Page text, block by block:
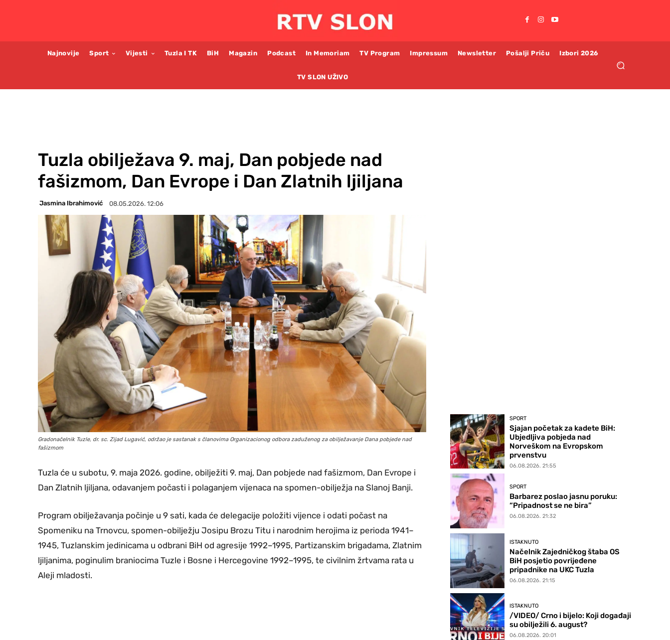
Najnovije Sport Vijesti Tuzla I TK BiH Magazin Podcast In Memoriam TV Program Impressum Newsletter Pošalji Priču Izbori 2026
TV SLON UŽIVO
Tuzla obilježava 9. maj, Dan pobjede nad
fašizmom, Dan Evrope i Dan Zlatnih ljiljana
Jasmina Ibrahimović 08.05.2026. 12:06
Gradonačelnik Tuzle, dr. sc. Zijad Lugavić, održao je sastanak s članovima Organizacionog odbora zaduženog za obilježavanje Dana pobjede nad
fašizmom
Tuzla će u subotu, 9. maja 2026. godine, obilježiti 9. maj, Dan pobjede nad fašizmom, Dan Evrope i
Dan Zlatnih ljiljana, odavanjem počasti i polaganjem vijenaca na spomen-obilježja na Slanoj Banji.
Program obilježavanja počinje u 9 sati, kada će delegacije položiti vijence i odati počast na
Spomeniku na Trnovcu, spomen-obilježju Josipu Brozu Titu i narodnim herojima iz perioda 1941–
1945, Tuzlanskim jedinicama u odbrani BiH od agresije 1992–1995, Partizanskim brigadama, Zlatnim
ljiljanima, poginulim braniocima Tuzle i Bosne i Hercegovine 1992–1995, te civilnim žrtvama rata u
Aleji mladosti.
SPORT
Sjajan početak za kadete BiH:
Ubjedljiva pobjeda nad
Norveškom na Evropskom
prvenstvu
06.08.2026. 21:55
SPORT
Barbarez poslao jasnu poruku:
“Pripadnost se ne bira”
06.08.2026. 21:32
ISTAKNUTO
Načelnik Zajedničkog štaba OS
BiH posjetio povrijeđene
pripadnike na UKC Tuzla
06.08.2026. 21:15
ISTAKNUTO
/VIDEO/ Crno i bijelo: Koji događaji
su obilježili 6. august?
06.08.2026. 20:01